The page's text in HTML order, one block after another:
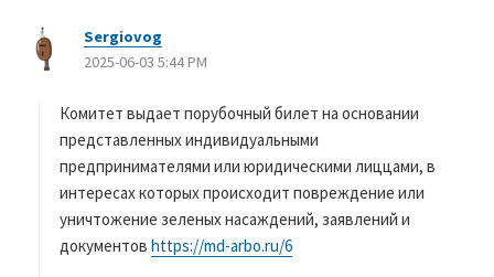
Sergiovog
り
2025-06-03 5:44 PM
Комитет выдает порубочный билет на основании
представленных индивидуальными
предпринимателями или юридическими лиццами, в
интересах которых происходит повреждение или
уничтожение зеленых насаждений, заявлений и
документов https://md-arbo.ru/6